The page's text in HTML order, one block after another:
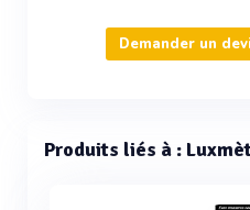
Demander un
Produits liés à :